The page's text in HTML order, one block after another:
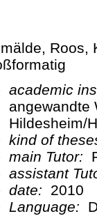
Roos,
academic
angewandte
Hildesheim/
kind of
main Tutor:
assistant
date:
2010
Language: